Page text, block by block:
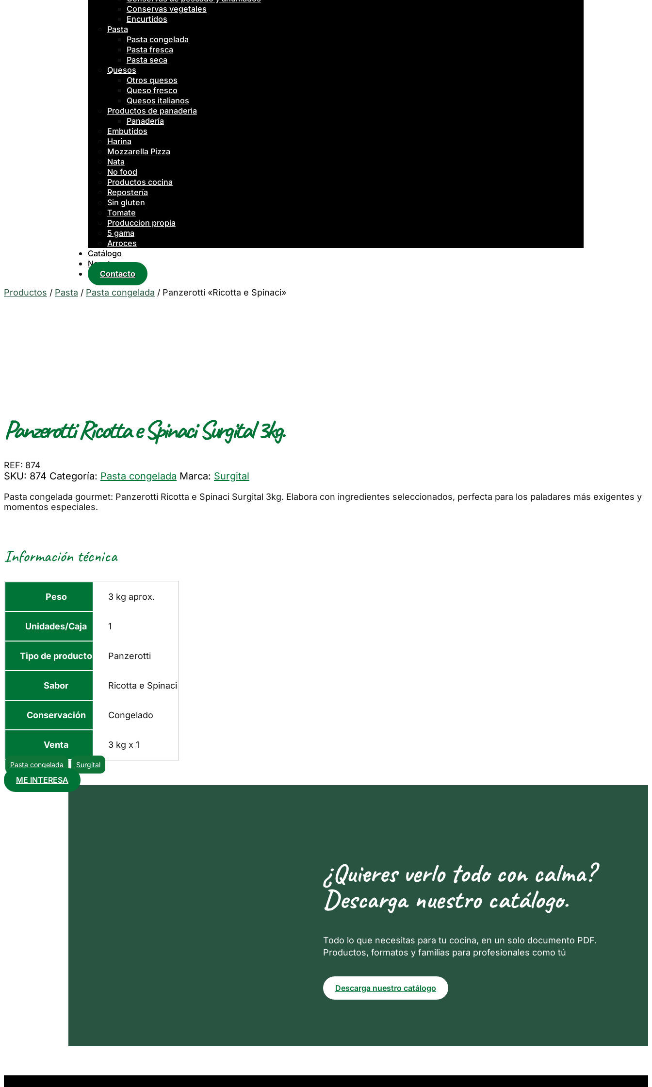
Conservas vegetales
Encurtidos
Pasta
Pasta congelada
Pasta fresca
Pasta seca
Quesos
Otros quesos
Queso fresco
Quesos italianos
Productos de panaderia
Panadería
Embutidos
Harina
Mozzarella Pizza
Nata
No food
Productos cocina
Repostería
Sin gluten
Tomate
Produccion propia
5 gama
Arroces
Catálogo
Nosotros
Contacto
Productos / Pasta / Pasta congelada / Panzerotti «Ricotta e Spinaci»
Panzerotti Ricotta e Spinaci Surgital 3kg.
REF: 874
SKU: 874 Categoría: Pasta congelada Marca: Surgital
Pasta congelada gourmet: Panzerotti Ricotta e Spinaci Surgital 3kg. Elabora con ingredientes seleccionados, perfecta para los paladares más exigentes y
momentos especiales.
Información técnica
Peso 3 kg aprox.
Unidades/Caja 1
Tipo de producto Panzerotti
Sabor Ricotta e Spinaci
Conservación Congelado
Venta 3 kg x 1
Pasta congelada Surgital
ME INTERESA
¿Quieres verlo todo con calma?
Descarga nuestro catálogo.
Todo lo que necesitas para tu cocina, en un solo documento PDF.
Productos, formatos y familias para profesionales como tú
Descarga nuestro catálogo